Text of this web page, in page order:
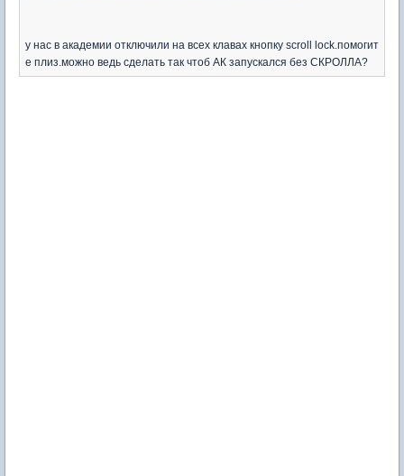
у нас в академии отключили на всех клавах кнопку scroll lock.помогит
е плиз.можно ведь сделать так чтоб АК запускался без СКРОЛЛА?